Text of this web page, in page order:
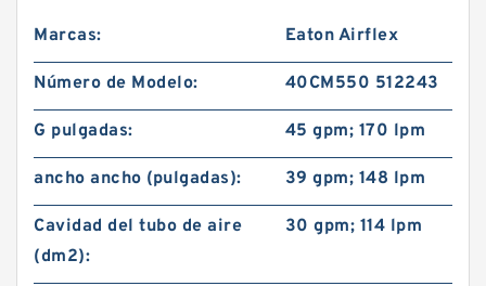
Marcas: Eaton Airflex
Número de Modelo: 40CM550 512243
G pulgadas: 45 gpm; 170 lpm
ancho ancho (pulgadas): 39 gpm; 148 lpm
Cavidad del tubo de aire
(dm2):
30 gpm; 114 lpm